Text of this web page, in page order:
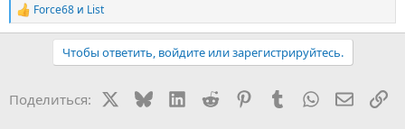
Р
е
и
Force68 и List
Чтобы ответить, войдите или зарегистрируйтесь.
Поделиться: BlueskyLinkedIn
Reddit PinterestTumblr WhatsApp